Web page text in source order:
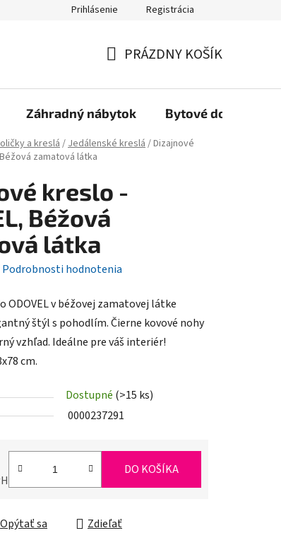
poriadok, Záručné podmienky Reklamačný formulár
Prihlásenie Registrácia
KOŠÍK
PRÁZDNY KOŠÍK
Záhradný nábytok Bytové doplnky
a kreslá/Jedálenské kreslá/Dizajnové
zamatová látka
kreslo -
Béžová
látka
Podrobnosti hodnotenia
ODOVEL v béžovej zamatovej látke
štýl s pohodlím. Čierne kovové nohy
vzhľad. Ideálne pre váš interiér!
cm.
Dostupné (>15 ks)
0000237291
DO KOŠÍKA
Opýtať sa Zdieľať